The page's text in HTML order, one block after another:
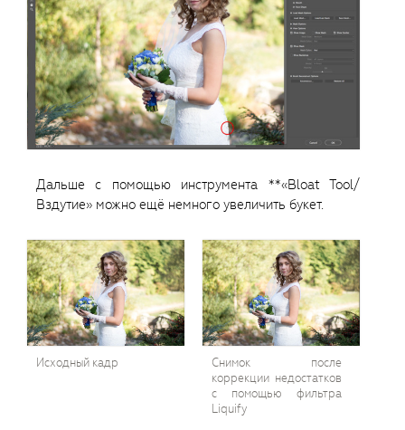
Дальше с помощью инструмента **«Bloat Tool/
Вздутие» можно ещё немного увеличить букет.
Исходный кадр
Снимок после
коррекции недостатков
с помощью фильтра
Liquify